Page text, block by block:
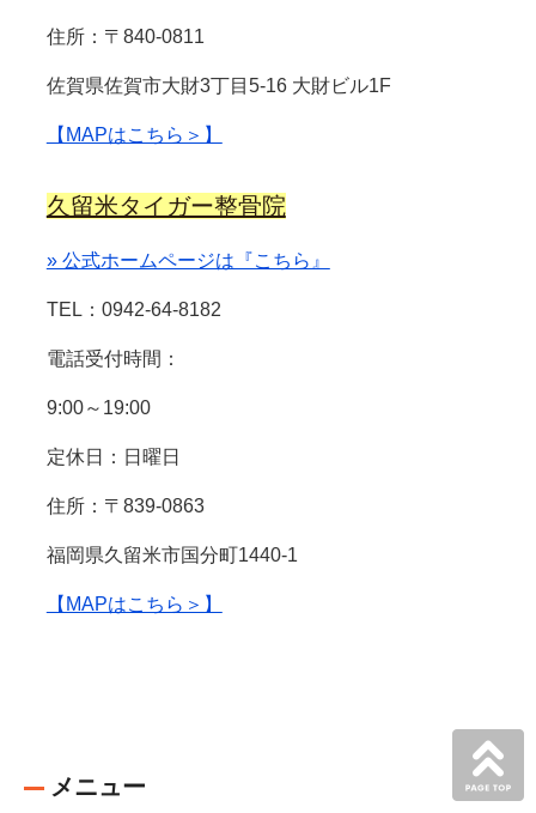
住所：〒840-0811
佐賀県佐賀市大財3丁目5-16 大財ビル1F
【MAPはこちら＞】
久留米タイガー整骨院
» 公式ホームページは『こちら』
TEL：0942-64-8182
電話受付時間：
9:00～19:00
定休日：日曜日
住所：〒839-0863
福岡県久留米市国分町1440-1
【MAPはこちら＞】
メニュー